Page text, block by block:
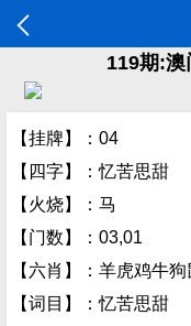
119期:澳
【挂牌】：04
【四字】：忆苦思甜
【火烧】：马
【门数】：03,01
【六肖】：羊虎鸡牛狗
【词目】：忆苦思甜